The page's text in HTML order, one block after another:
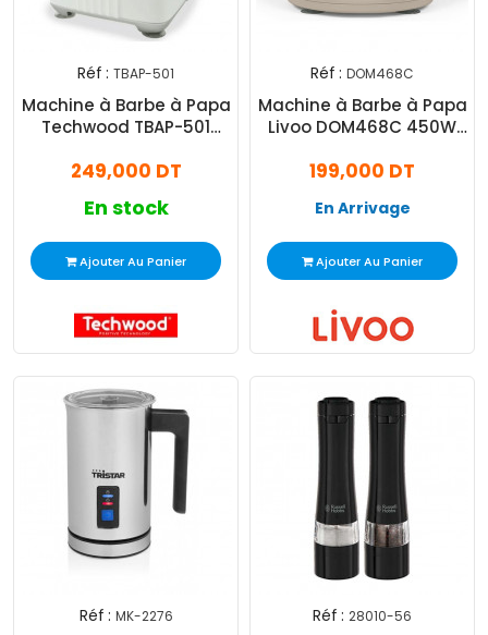
Réf : TBAP-501
Machine à Barbe à Papa
Techwood TBAP-501
249,000 DT
En stock
Ajouter Au Panier
Réf : DOM468C
Machine à Barbe à Papa
Livoo DOM468C 450W
199,000 DT
En Arrivage
Ajouter Au Panier
Réf : MK-2276 Réf : 28010-56